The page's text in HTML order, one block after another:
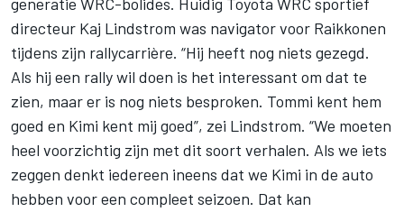
directeur Kaj Lindstrom was navigator voor Raikkonen
tijdens zijn rallycarrière. “Hij heeft nog niets gezegd.
Als hij een rally wil doen is het interessant om dat te
zien, maar er is nog niets besproken. Tommi kent hem
goed en Kimi kent mij goed”, zei Lindstrom. “We moeten
heel voorzichtig zijn met dit soort verhalen. Als we iets
zeggen denkt iedereen ineens dat we Kimi in de auto
hebben voor een compleet seizoen. Dat kan